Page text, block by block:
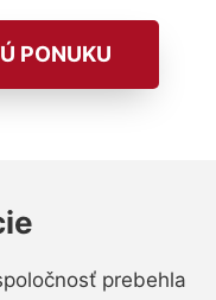
PONUKU
prebehla